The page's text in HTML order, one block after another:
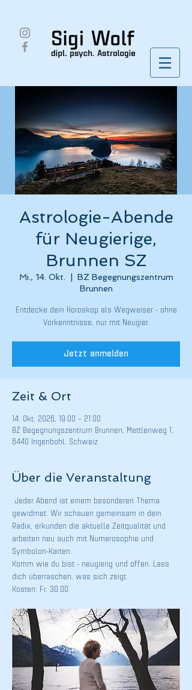
Astrologie-Abende
für Neugierige,
Brunnen SZ
Mi., 14. Okt.
BZ Begegnungszentrum
Brunnen
Entdecke dein Horoskop als Wegweiser - ohne
Vorkenntnisse, nur mit Neugier.
Jetzt anmelden
Zeit & Ort
14. Okt. 2026, 19:00 – 21:00
BZ Begegnungszentrum Brunnen, Mettlenweg 1,
6440 Ingenbohl, Schweiz
Über die Veranstaltung
Jeder Abend ist einem besonderen Thema
gewidmet. Wir schauen gemeinsam in dein
Radix, erkunden die aktuelle Zeitqualität und
arbeiten neu auch mit Numerosophie und
Symbolon-Karten.
Komm wie du bist - neugierig und offen. Lass
dich überraschen, was sich zeigt.
Kosten: Fr. 30.00